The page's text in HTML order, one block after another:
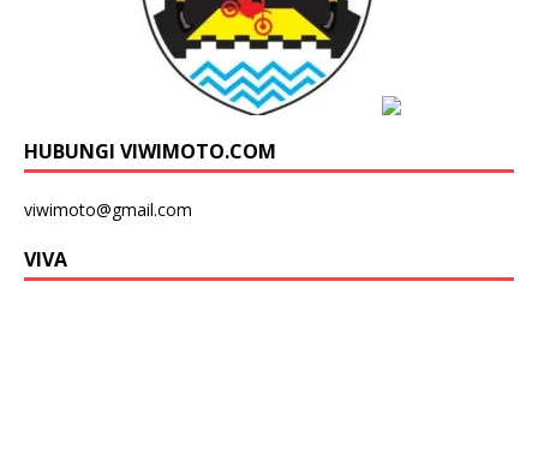
HUBUNGI VIWIMOTO.COM
viwimoto@gmail.com
VIVA